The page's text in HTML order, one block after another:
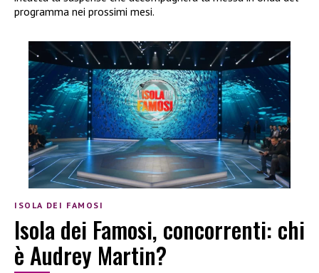
programma nei prossimi mesi.
ISOLA DEI FAMOSI
Isola dei Famosi, concorrenti: chi
è Audrey Martin?